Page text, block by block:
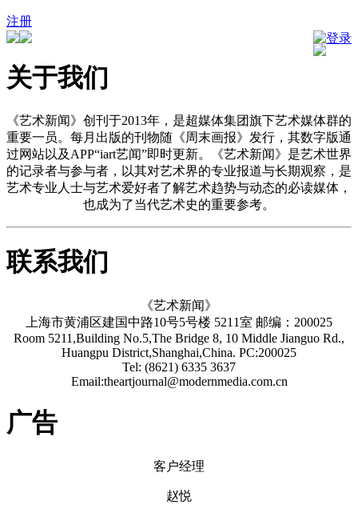
注册
登录
关于我们
《艺术新闻》创刊于2013年，是超媒体集团旗下艺术媒体群的
重要一员。每月出版的刊物随《周末画报》发行，其数字版通
过网站以及APP“iart艺闻”即时更新。《艺术新闻》是艺术世界
的记录者与参与者，以其对艺术界的专业报道与长期观察，是
艺术专业人士与艺术爱好者了解艺术趋势与动态的必读媒体，
也成为了当代艺术史的重要参考。
联系我们
《艺术新闻》
上海市黄浦区建国中路10号5号楼 5211室 邮编：200025
Room 5211,Building No.5,The Bridge 8, 10 Middle Jianguo Rd.,
Huangpu District,Shanghai,China. PC:200025
Tel: (8621) 6335 3637
Email:theartjournal@modernmedia.com.cn
广告
客户经理
赵悦